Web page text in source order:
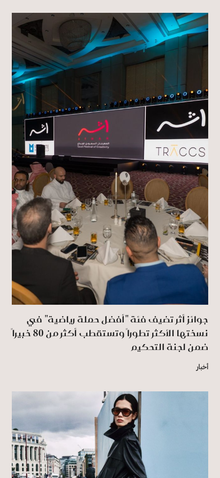
جوائز أثر تضيف فئة "أفضل حملة رياضية" في
نسختها الأكثر تطوراً وتستقطب أكثر من 80 خبيراً
ضمن لجنة التحكيم
أخبار